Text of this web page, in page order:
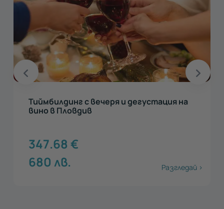
Тиймбилдинг с вечеря и дегустация на
вино в Пловдив
347.68 €
680 лв. Разгледай >